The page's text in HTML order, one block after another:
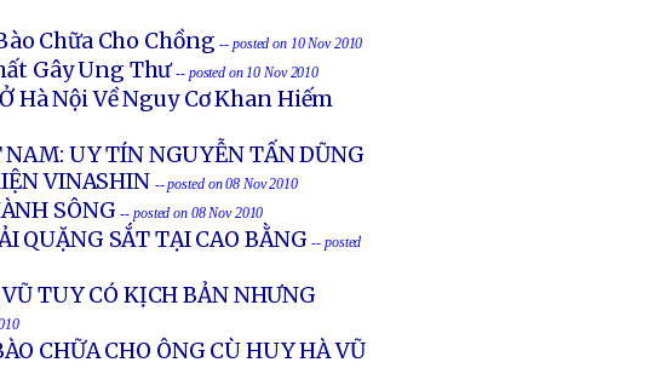
Chữa Cho Chồng -- posted on 10 Nov 2010
Gây Ung Thư -- posted on 10 Nov 2010
Hà Nội Về Nguy Cơ Khan Hiếm
NAM: UY TÍN NGUYỄN TẤN DŨNG
VINASHIN -- posted on 08 Nov 2010
SÔNG-- posted on 08 Nov 2010
QUẶNG SẮT TẠI CAO BẰNG-- posted
TUY CÓ KỊCH BẢN NHƯNG
CHỮA CHO ÔNG CÙ HUY HÀ VŨ